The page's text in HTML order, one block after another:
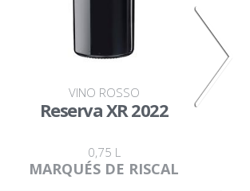
VINO ROSSO
Reserva XR 2022
0,75 L
MARQUÉS DE RISCAL